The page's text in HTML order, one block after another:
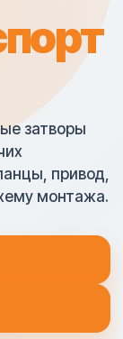
затворы
привод,
монтажа.